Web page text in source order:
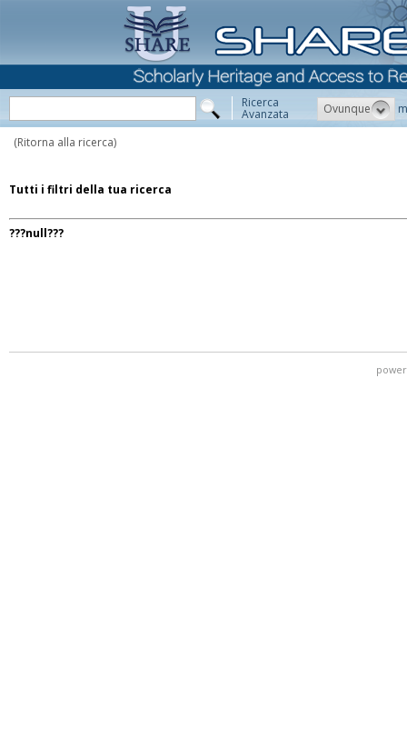
Ricerca
Avanzata Ovunque
(Ritorna alla ricerca)
Tutti i filtri della tua ricerca
???null???